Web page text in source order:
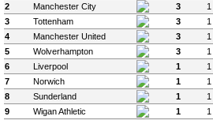
2
Manchester City 3
1
3
Tottenham 3
1
4
Manchester United 3
1
5
Wolverhampton 3
1
6
Liverpool 1
1
7
Norwich 1
1
8
Sunderland 1
1
9
Wigan Athletic 1
1